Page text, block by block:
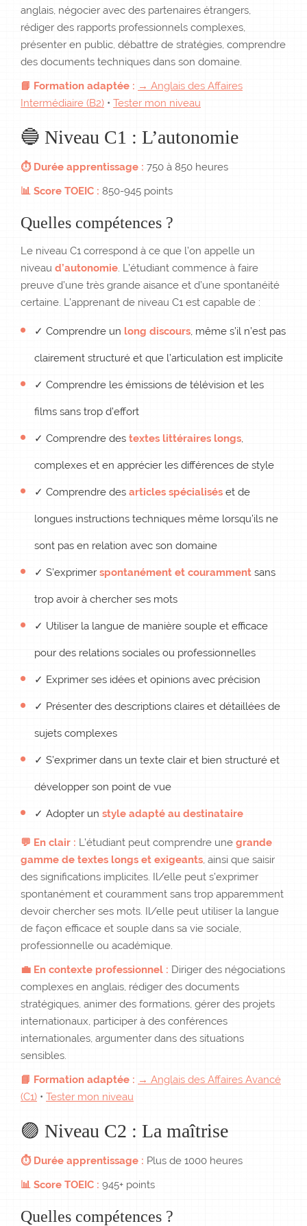
anglais, négocier avec des partenaires étrangers,
rédiger des rapports professionnels complexes,
présenter en public, débattre de stratégies, comprendre
des documents techniques dans son domaine.
📘 Formation adaptée : → Anglais des Affaires
Intermédiaire (B2) • Tester mon niveau
🔵 Niveau C1 : L’autonomie
⏱ Durée apprentissage : 750 à 850 heures
📊 Score TOEIC : 850-945 points
Quelles compétences ?
Le niveau C1 correspond à ce que l’on appelle un
niveau d’autonomie. L’étudiant commence à faire
preuve d’une très grande aisance et d’une spontanéité
certaine. L’apprenant de niveau C1 est capable de :
✓ Comprendre un long discours, même s’il n’est pas
clairement structuré et que l’articulation est implicite
✓ Comprendre les émissions de télévision et les
films sans trop d’effort
✓ Comprendre des textes littéraires longs,
complexes et en apprécier les différences de style
✓ Comprendre des articles spécialisés et de
longues instructions techniques même lorsqu’ils ne
sont pas en relation avec son domaine
✓ S’exprimer spontanément et couramment sans
trop avoir à chercher ses mots
✓ Utiliser la langue de manière souple et efficace
pour des relations sociales ou professionnelles
✓ Exprimer ses idées et opinions avec précision
✓ Présenter des descriptions claires et détaillées de
sujets complexes
✓ S’exprimer dans un texte clair et bien structuré et
développer son point de vue
✓ Adopter un style adapté au destinataire
💬 En clair : L’étudiant peut comprendre une grande
gamme de textes longs et exigeants, ainsi que saisir
des significations implicites. Il/elle peut s’exprimer
spontanément et couramment sans trop apparemment
devoir chercher ses mots. Il/elle peut utiliser la langue
de façon efficace et souple dans sa vie sociale,
professionnelle ou académique.
💼 En contexte professionnel : Diriger des négociations
complexes en anglais, rédiger des documents
stratégiques, animer des formations, gérer des projets
internationaux, participer à des conférences
internationales, argumenter dans des situations
sensibles.
📘 Formation adaptée : → Anglais des Affaires Avancé
(C1) • Tester mon niveau
🟣 Niveau C2 : La maîtrise
⏱ Durée apprentissage : Plus de 1000 heures
📊 Score TOEIC : 945+ points
Quelles compétences ?